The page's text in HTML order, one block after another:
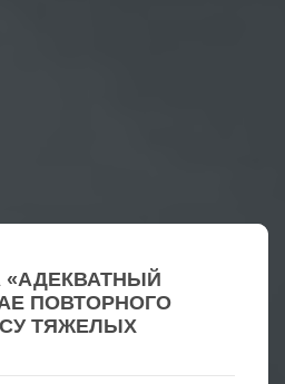
«АДЕКВАТНЫЙ
ПОВТОРНОГО
ТЯЖЕЛЫХ